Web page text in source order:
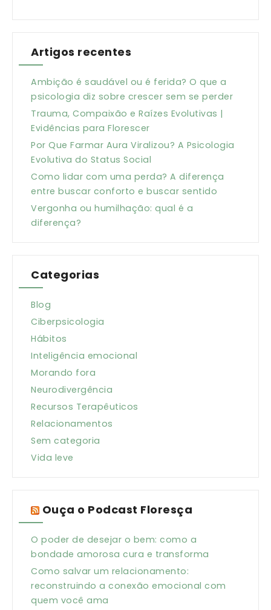
Artigos recentes
Ambição é saudável ou é ferida? O que a
psicologia diz sobre crescer sem se perder
Trauma, Compaixão e Raízes Evolutivas |
Evidências para Florescer
Por Que Farmar Aura Viralizou? A Psicologia
Evolutiva do Status Social
Como lidar com uma perda? A diferença
entre buscar conforto e buscar sentido
Vergonha ou humilhação: qual é a
diferença?
Categorias
Blog
Ciberpsicologia
Hábitos
Inteligência emocional
Morando fora
Neurodivergência
Recursos Terapêuticos
Relacionamentos
Sem categoria
Vida leve
Ouça o Podcast Floresça
O poder de desejar o bem: como a
bondade amorosa cura e transforma
Como salvar um relacionamento:
reconstruindo a conexão emocional com
quem você ama